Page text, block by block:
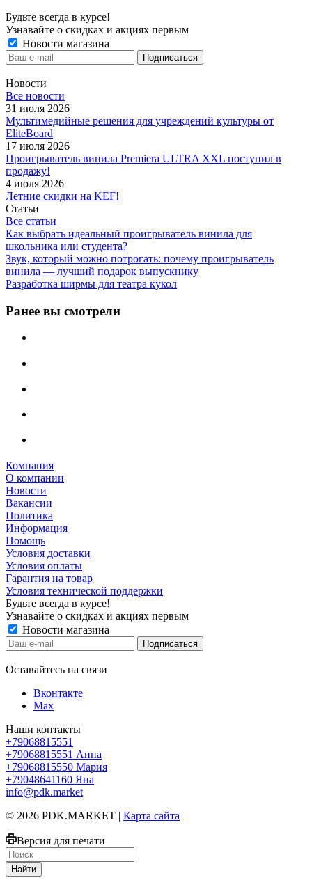
Будьте всегда в курсе!
Узнавайте о скидках и акциях первым
Новости магазина
Новости
Все новости
31 июля 2026
Мультимедийные решения для учреждений культуры от
EliteBoard
17 июля 2026
Проигрыватель винила Premiera ULTRA XXL поступил в
продажу!
4 июля 2026
Летние скидки на KEF!
Статьи
Все статьи
Как выбрать идеальный проигрыватель винила для
школьника или студента?
Звук, который можно потрогать: почему проигрыватель
винила — лучший подарок выпускнику
Разработка ширмы для театра кукол
Ранее вы смотрели
Компания
О компании
Новости
Вакансии
Политика
Информация
Помощь
Условия доставки
Условия оплаты
Гарантия на товар
Условия технической поддержки
Будьте всегда в курсе!
Узнавайте о скидках и акциях первым
Новости магазина
Оставайтесь на связи
Вконтакте
Max
Наши контакты
+79068815551
+79068815551 Анна
+79068815550 Мария
+79048641160 Яна
info@pdk.market
© 2026 PDK.MARKET | Карта сайта
Версия для печати
Найти